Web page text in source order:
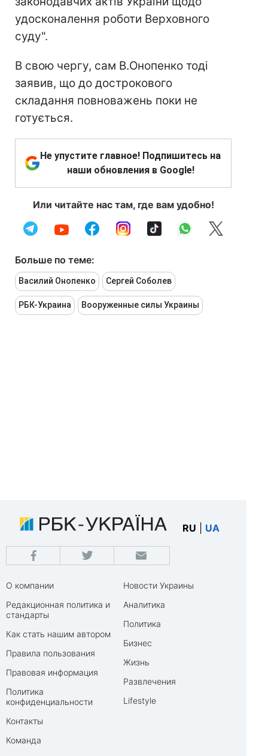
удосконалення роботи Верховного
суду".
В свою чергу, сам В.Онопенко тоді
заявив, що до дострокового
складання повноважень поки не
готується.
Не упустите главное! Подпишитесь на
наши обновления в Google!
Или читайте нас там, где вам удобно!
Больше по теме:
Василий Онопенко Сергей Соболев
РБК-Украина Вооруженные силы Украины
RU UA
О компании
Редакционная политика и
стандарты
Как стать нашим автором
Правила пользования
Правовая информация
Политика
конфиденциальности
Контакты
Команда
Новости Украины
Аналитика
Политика
Бизнес
Жизнь
Развлечения
Lifestyle